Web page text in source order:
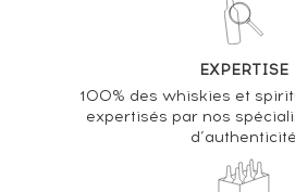
EXPERTISE
100% des whiskies et
expertisés par nos
d’authenticité